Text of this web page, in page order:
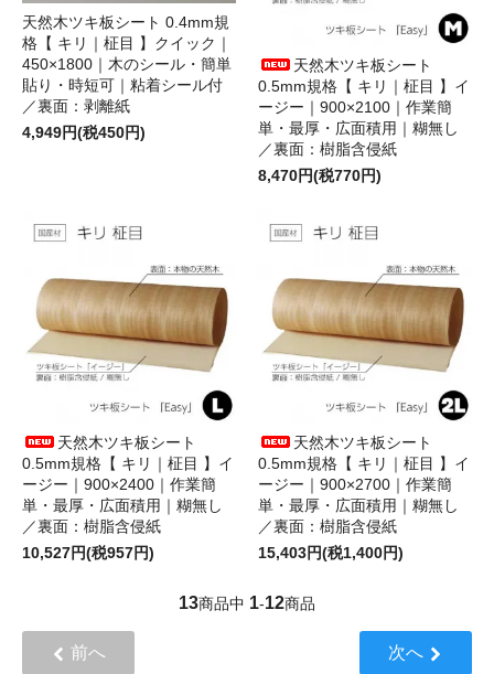
天然木ツキ板シート 0.4mm規
格【 キリ｜柾目 】クイック｜
450×1800｜木のシール・簡単
貼り・時短可｜粘着シール付
／裏面：剥離紙
4,949円(税450円)
天然木ツキ板シート
0.5mm規格【 キリ｜柾目 】イ
ージー｜900×2100｜作業簡
単・最厚・広面積用｜糊無し
／裏面：樹脂含侵紙
8,470円(税770円)
天然木ツキ板シート
0.5mm規格【 キリ｜柾目 】イ
ージー｜900×2400｜作業簡
単・最厚・広面積用｜糊無し
／裏面：樹脂含侵紙
10,527円(税957円)
天然木ツキ板シート
0.5mm規格【 キリ｜柾目 】イ
ージー｜900×2700｜作業簡
単・最厚・広面積用｜糊無し
／裏面：樹脂含侵紙
15,403円(税1,400円)
13商品中 1-12商品
前へ 次へ